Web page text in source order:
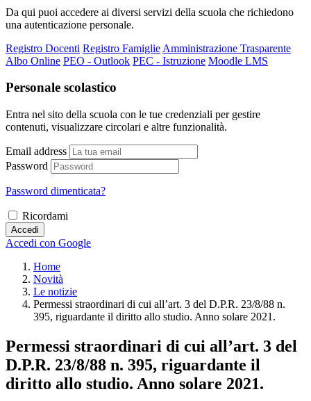
Da qui puoi accedere ai diversi servizi della scuola che richiedono
una autenticazione personale.
Registro Docenti Registro Famiglie Amministrazione Trasparente
Albo Online PEO - Outlook PEC - Istruzione Moodle LMS
Personale scolastico
Entra nel sito della scuola con le tue credenziali per gestire
contenuti, visualizzare circolari e altre funzionalità.
Email address
Password
Password dimenticata?
Ricordami
Accedi
Accedi con Google
Home
Novità
Le notizie
Permessi straordinari di cui all’art. 3 del D.P.R. 23/8/88 n.
395, riguardante il diritto allo studio. Anno solare 2021.
Permessi straordinari di cui all’art. 3 del
D.P.R. 23/8/88 n. 395, riguardante il
diritto allo studio. Anno solare 2021.